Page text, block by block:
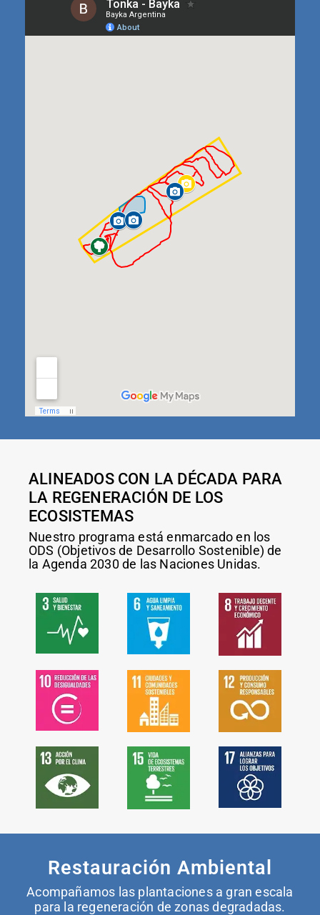
ALINEADOS CON LA DÉCADA PARA
LA REGENERACIÓN DE LOS
ECOSISTEMAS
Nuestro programa está enmarcado en los
ODS (Objetivos de Desarrollo Sostenible) de
la Agenda 2030 de las Naciones Unidas.
Restauración Ambiental
Acompañamos las plantaciones a gran escala
para la regeneración de zonas degradadas.